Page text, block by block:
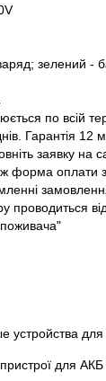
зелений -
по всій
Гарантія 12
заявку на
форма оплати
проводиться
устройства
для АКБ